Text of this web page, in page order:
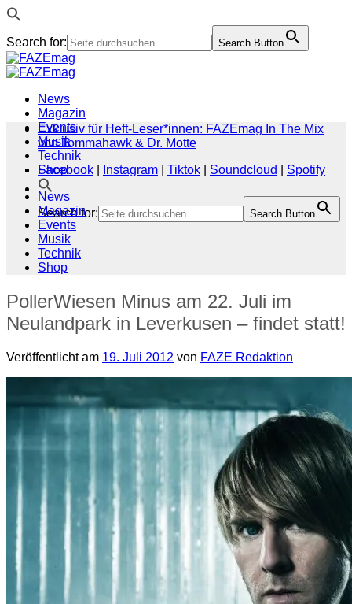
Search for: Search Button
Zum
Inhalt
News
Magazin
Events
Musik
Technik
Shop
Search for: Search Button
Exklusiv für Heft-Leser*innen: FAZEmag In The Mix
von Tommahawk & Dr. Motte
Facebook
Instagram Tiktok Soundcloud
Spotify
News
Magazin
Events
Musik
Technik
Shop
PollerWiesen Minus am 22. Juli im
Neulandpark in Leverkusen – findet statt!
Veröffentlicht am 19. Juli 2012 von FAZE Redaktion